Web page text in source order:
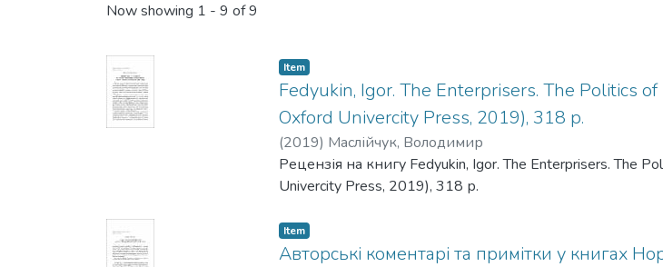
Now showing 1 - 9 of 9
Item
Fedyukin, Igor. The Enterprisers. The Politics
Oxford Univercity Press, 2019), 318 р.
(2019) Маслійчук, Володимир
Рецензія на книгу Fedyukin, Igor. The Enterprisers. The
Univercity Press, 2019), 318 р.
Item
Авторські коментарі та примітки у книгах